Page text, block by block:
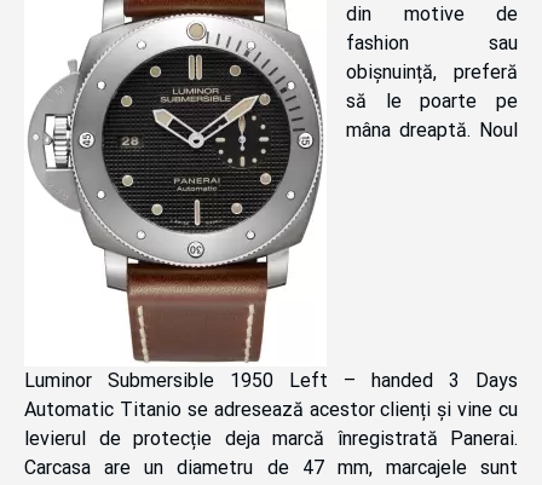
din motive de
fashion sau
obișnuință, preferă
să le poarte pe
mâna dreaptă. Noul
Luminor Submersible 1950 Left – handed 3 Days
Automatic Titanio se adresează acestor clienți și vine cu
levierul de protecție deja marcă înregistrată Panerai.
Carcasa are un diametru de 47 mm, marcajele sunt